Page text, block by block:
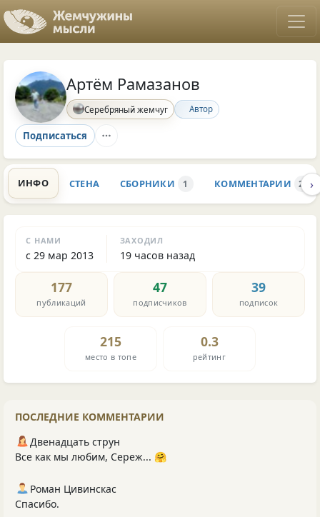
Артём Рамазанов
Серебряный жемчуг Автор
Подписаться
ИНФО СТЕНА СБОРНИКИ 1 КОММЕНТАРИИ 208
›
С НАМИ
с 29 мар 2013
ЗАХОДИЛ
19 часов назад
177
публикаций
47
подписчиков
39
подписок
215
место в топе
0.3
рейтинг
ПОСЛЕДНИЕ КОММЕНТАРИИ
Двенадцать струн
Все как мы любим, Сереж... 🤗
Роман Цивинскас
Спасибо.